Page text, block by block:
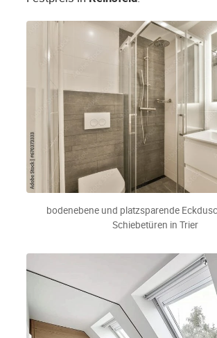
bodenebene und platzsparende
Schiebetüren in Trier